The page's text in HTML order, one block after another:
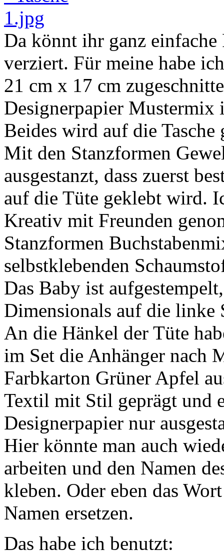
Da könnt ihr ganz
verziert. Für meine habe
21 cm x 17 cm
Designerpapier Mustermix
Beides wird auf die Tasche
Mit den Stanzformen
ausgestanzt, dass zuerst
auf die Tüte geklebt wird.
Kreativ mit Freunden
Stanzformen
selbstklebenden
Das Baby ist
Dimensionals auf die linke
An die Hänkel der Tüte
im Set die Anhänger nach
Farbkarton Grüner Apfel
Textil mit Stil geprägt und
Designerpapier nur
Hier könnte man auch
arbeiten und den Namen
kleben. Oder eben das
Namen ersetzen.
Das habe ich benutzt: